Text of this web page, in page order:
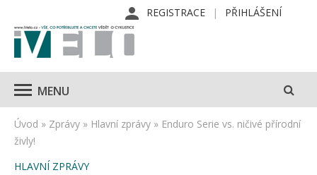
REGISTRACE PŘIHLÁŠENÍ
MENU
Úvod » Zprávy » Hlavní zprávy » Enduro Serie vs. ničivé přírodní
živly!
HLAVNÍ ZPRÁVY